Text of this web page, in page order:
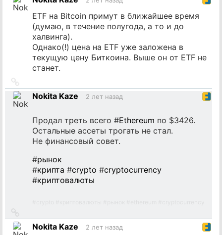
источник
ETF на Bitcoin примут в ближайшее время
(думаю, в течение полугода, а то и до
халвинга).
Однако(!) цена на ETF уже заложена в
текущую цену Биткоина. Выше он от ETF не
станет.
на
источник
Nokita Kaze 2 лет назад
Продал треть всего #Ethereum по $3426.
Остальные ассеты трогать не стал.
Не финансовый совет.
#рынок
#крипта #crypto #cryptocurrency
#криптовалюты
на
источник
Nokita Kaze 2 лет назад